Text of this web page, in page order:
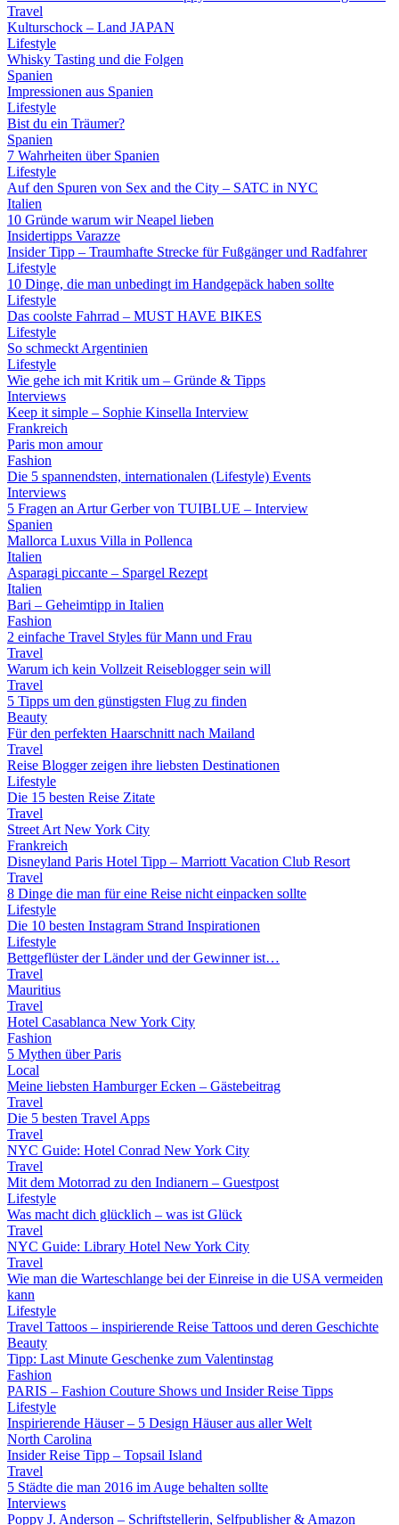
Travel
Kulturschock – Land JAPAN
Lifestyle
Whisky Tasting und die Folgen
Spanien
Impressionen aus Spanien
Lifestyle
Bist du ein Träumer?
Spanien
7 Wahrheiten über Spanien
Lifestyle
Auf den Spuren von Sex and the City – SATC in NYC
Italien
10 Gründe warum wir Neapel lieben
Insidertipps Varazze
Insider Tipp – Traumhafte Strecke für Fußgänger und Radfahrer
Lifestyle
10 Dinge, die man unbedingt im Handgepäck haben sollte
Lifestyle
Das coolste Fahrrad – MUST HAVE BIKES
Lifestyle
So schmeckt Argentinien
Lifestyle
Wie gehe ich mit Kritik um – Gründe & Tipps
Interviews
Keep it simple – Sophie Kinsella Interview
Frankreich
Paris mon amour
Fashion
Die 5 spannendsten, internationalen (Lifestyle) Events
Interviews
5 Fragen an Artur Gerber von TUIBLUE – Interview
Spanien
Mallorca Luxus Villa in Pollenca
Italien
Asparagi piccante – Spargel Rezept
Italien
Bari – Geheimtipp in Italien
Fashion
2 einfache Travel Styles für Mann und Frau
Travel
Warum ich kein Vollzeit Reiseblogger sein will
Travel
5 Tipps um den günstigsten Flug zu finden
Beauty
Für den perfekten Haarschnitt nach Mailand
Travel
Reise Blogger zeigen ihre liebsten Destinationen
Lifestyle
Die 15 besten Reise Zitate
Travel
Street Art New York City
Frankreich
Disneyland Paris Hotel Tipp – Marriott Vacation Club Resort
Travel
8 Dinge die man für eine Reise nicht einpacken sollte
Lifestyle
Die 10 besten Instagram Strand Inspirationen
Lifestyle
Bettgeflüster der Länder und der Gewinner ist…
Travel
Mauritius
Travel
Hotel Casablanca New York City
Fashion
5 Mythen über Paris
Local
Meine liebsten Hamburger Ecken – Gästebeitrag
Travel
Die 5 besten Travel Apps
Travel
NYC Guide: Hotel Conrad New York City
Travel
Mit dem Motorrad zu den Indianern – Guestpost
Lifestyle
Was macht dich glücklich – was ist Glück
Travel
NYC Guide: Library Hotel New York City
Travel
Wie man die Warteschlange bei der Einreise in die USA vermeiden
kann
Lifestyle
Travel Tattoos – inspirierende Reise Tattoos und deren Geschichte
Beauty
Tipp: Last Minute Geschenke zum Valentinstag
Fashion
PARIS – Fashion Couture Shows und Insider Reise Tipps
Lifestyle
Inspirierende Häuser – 5 Design Häuser aus aller Welt
North Carolina
Insider Reise Tipp – Topsail Island
Travel
5 Städte die man 2016 im Auge behalten sollte
Interviews
Poppy J. Anderson – Schriftstellerin, Selfpublisher & Amazon